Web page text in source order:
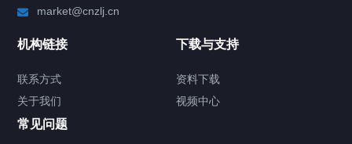
TCU温度控制单元
market@cnzlj.cn
机构链接
联系方式
关于我们
下载与支持
资料下载
视频中心
常见问题